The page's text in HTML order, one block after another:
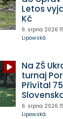
Letos
Kč
6. srpna 2026
Lipowská
Na ZŠ
turnaj
Přivítal
6. srpna 2026
Lipowská